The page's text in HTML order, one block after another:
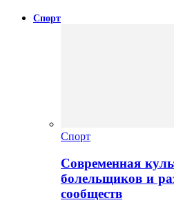
Спорт
Спорт
Современная
болельщиков и
сообществ